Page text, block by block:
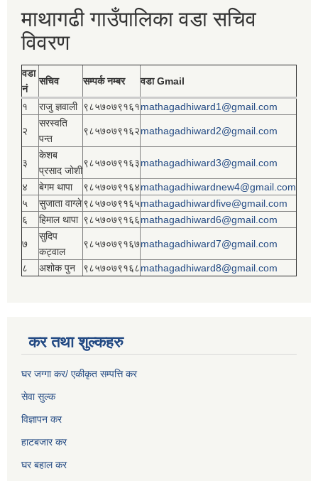
माथागढी गाउँपालिका वडा सचिव
विवरण
वडा
नं
सचिव सम्पर्क नम्बर वडा Gmail
१ राजु ज्ञवाली ९८५७०७९१६१mathagadhiward1@gmail.com
२
सरस्वति
पन्त
९८५७०७९१६२mathagadhiward2@gmail.com
३
केशब
प्रसाद जोशी
९८५७०७९१६३mathagadhiward3@gmail.com
४ बेगम थापा ९८५७०७९१६४mathagadhiwardnew4@gmail.com
५
सुजाता वाग्ले९८५७०७९१६५mathagadhiwardfive@gmail.com
६
हिमाल थापा ९८५७०७९१६६mathagadhiward6@gmail.com
७
सुदिप
कट्वाल
९८५७०७९१६७mathagadhiward7@gmail.com
८ अशोक पुन ९८५७०७९१६८mathagadhiward8@gmail.com
कर तथा शुल्कहरु
घर जग्गा कर/ एकीकृत सम्पत्ति कर
सेवा सुल्क
विज्ञापन कर
हाटबजार कर
घर बहाल कर